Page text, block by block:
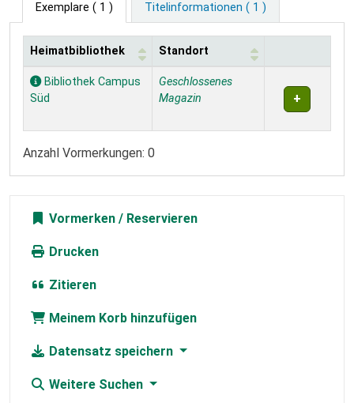
Exemplare ( 1 ) Titelinformationen ( 1 )
Exemplare
Heimatbibliothek Standort
Bibliothek Campus
Süd
Geschlossenes
Magazin
Anzahl Vormerkungen: 0
Vormerken
Drucken
Zitieren
Meinem Korb hinzufügen
Datensatz speichern
Weitere Suchen